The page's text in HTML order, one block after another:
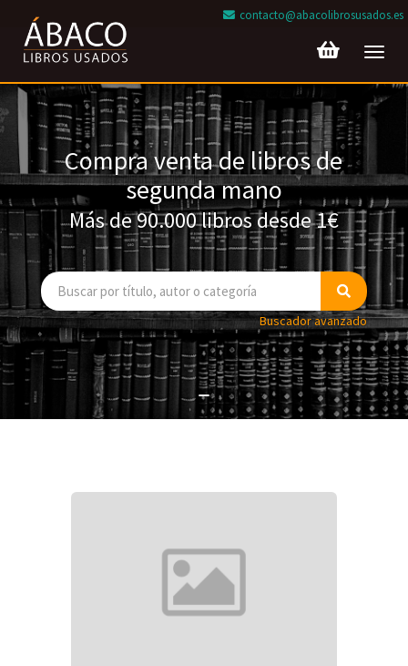
contacto@abacolibrosusados.es
Compra venta de libros de
segunda mano
Más de 90.000 libros desde 1€
Buscador avanzado